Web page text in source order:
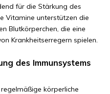
für die Stärkung des
Vitamine unterstützen die
Blutkörperchen, die eine
Krankheitserregern spielen.
des Immunsystems
körperliche